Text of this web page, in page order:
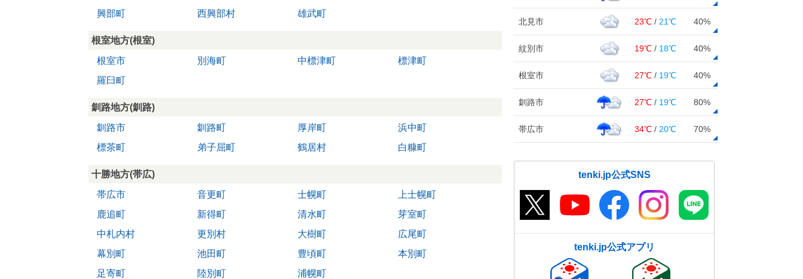
興部町
西興部村 雄武町
根室地方(根室)
根室市
別海町 中標津町
標津町
羅臼町
釧路地方(釧路)
釧路市
釧路町 厚岸町
浜中町
標茶町
弟子屈町 鶴居村 白糠町
十勝地方(帯広)
帯広市
音更町 士幌町
上士幌町
鹿追町
新得町 清水町
芽室町
中札内村
更別村 大樹町
広尾町
幕別町
池田町 豊頃町
本別町
足寄町
陸別町 浦幌町
北見市 23℃ / 21℃ 40%
紋別市 19℃ / 18℃ 40%
根室市 27℃ / 19℃ 40%
釧路市 27℃ / 19℃ 80%
帯広市 34℃ / 20℃ 70%
tenki.jp公式SNS
tenki.jp公式アプリ